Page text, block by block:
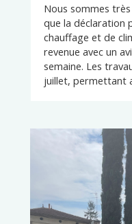
Nous sommes
que la déclaration
chauffage et de
revenue avec un
semaine. Les
juillet, permettant